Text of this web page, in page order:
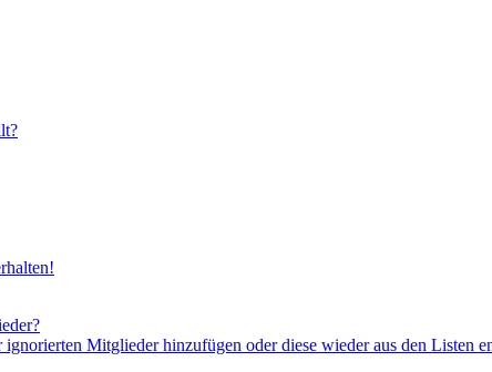
Mitglieder hinzufügen oder diese wieder aus den Listen